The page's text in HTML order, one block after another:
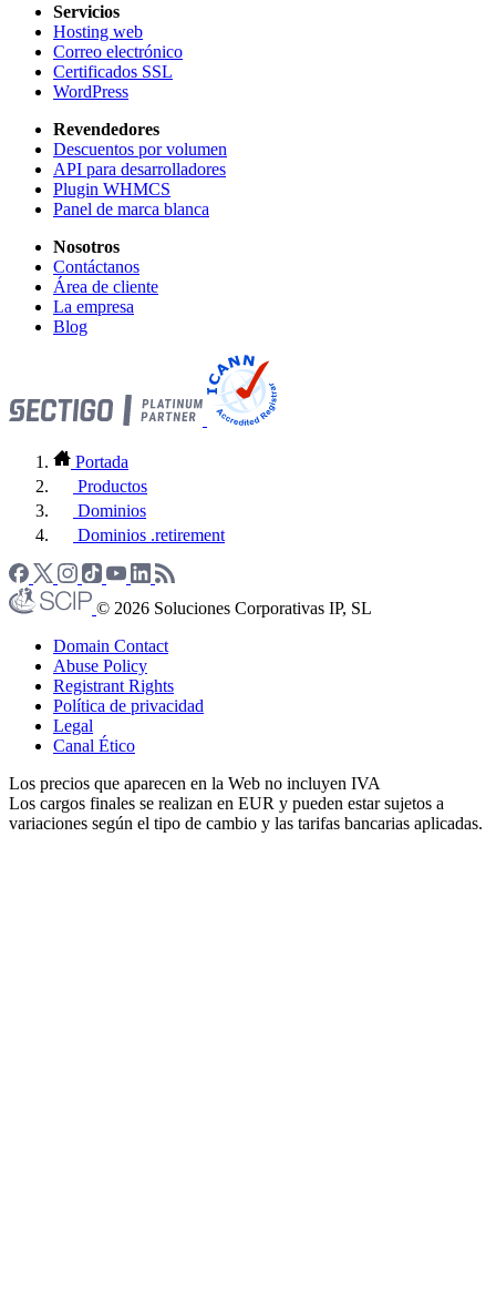
Servicios
Hosting web
Correo electrónico
Certificados SSL
WordPress
Revendedores
Descuentos por volumen
API para desarrolladores
Plugin WHMCS
Panel de marca blanca
Nosotros
Contáctanos
Área de cliente
La empresa
Blog
Portada
Productos
Dominios
Dominios .retirement
© 2026 Soluciones Corporativas IP, SL
Domain Contact
Abuse Policy
Registrant Rights
Política de privacidad
Legal
Canal Ético
Los precios que aparecen en la Web no incluyen IVA
Los cargos finales se realizan en EUR y pueden estar sujetos a
variaciones según el tipo de cambio y las tarifas bancarias aplicadas.